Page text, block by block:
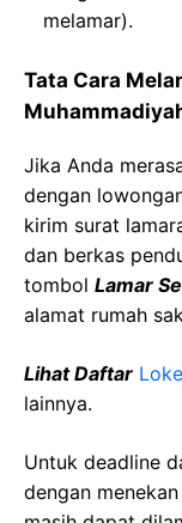
melamar).
Tata Cara
Jika Anda
dengan
kirim surat
dan berkas
tombol Lamar
alamat rumah
Lihat Daftar
lainnya.
Untuk deadline
dengan